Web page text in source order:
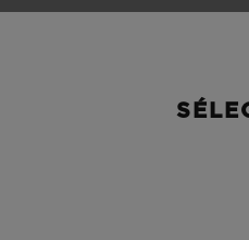
100 M